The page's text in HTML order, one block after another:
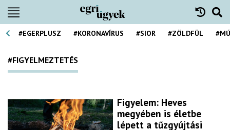
#EGERPLUSZ #KORONAVÍRUS #SIOR #ZÖLDFÜL
#FIGYELMEZTETÉS
Figyelem: Heves
megyében is életbe
lépett a tűzgyújtási